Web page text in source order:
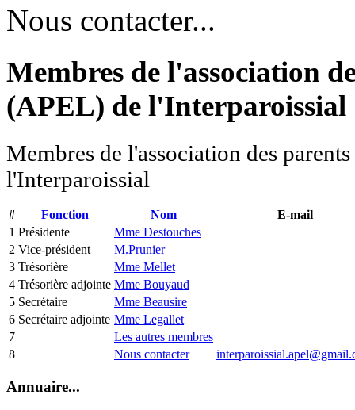
Nous contacter...
Membres de l'association
(APEL) de l'Interparoissial
Membres de l'association des
l'Interparoissial
# Fonction Nom
E-mail
1 Présidente
Mme Destouches
2 Vice-président
M.Prunier
3 Trésorière
Mme Mellet
4 Trésorière adjointe Mme Bouyaud
5 Secrétaire
Mme Beausire
6 Secrétaire adjointe Mme Legallet
7
Les autres membres
8
Nous contacter
Annuaire...